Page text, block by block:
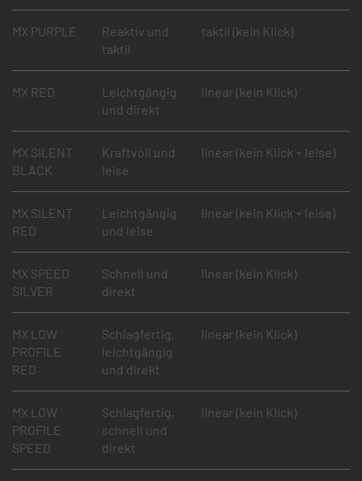
MX PURPLE
Reaktiv und
taktil
taktil (kein Klick)
MX RED
Leichtgängig
und direkt
linear (kein Klick)
MX SILENT
BLACK
Kraftvoll und
leise
linear (kein Klick + leise)
MX SILENT
RED
Leichtgängig
und leise
linear (kein Klick + leise)
MX SPEED
SILVER
Schnell und
direkt
linear (kein Klick)
MX LOW
PROFILE
RED
Schlagfertig,
leichtgängig
und direkt
linear (kein Klick)
MX LOW
PROFILE
SPEED
Schlagfertig,
schnell und
direkt
linear (kein Klick)